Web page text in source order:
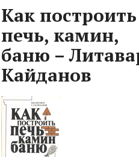
Как построить
печь, камин,
баню –
Кайданов